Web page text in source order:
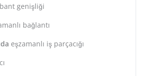
genişliği
bağlantı
eşzamanlı iş parçacığı